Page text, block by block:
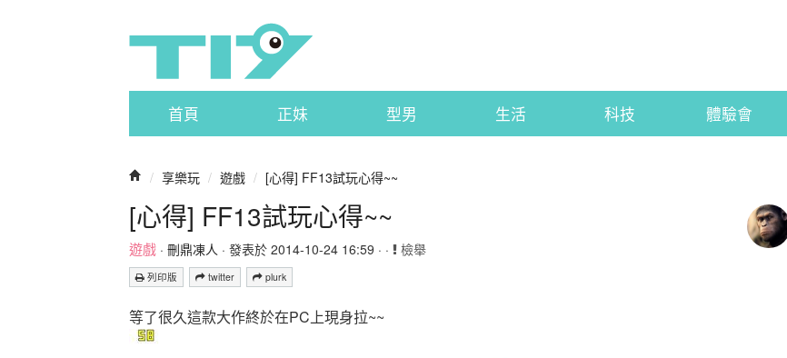
首頁 正妹 型男 生活 科技 體驗會
/ 享樂玩 / 遊戲 / [心得] FF13試玩心得~~
[心得] FF13試玩心得~~
遊戲 · 刪鼎凍人 · 發表於 2014-10-24 16:59 · · 檢舉
列印版 twitter plurk
等了很久這款大作終於在PC上現身拉~~